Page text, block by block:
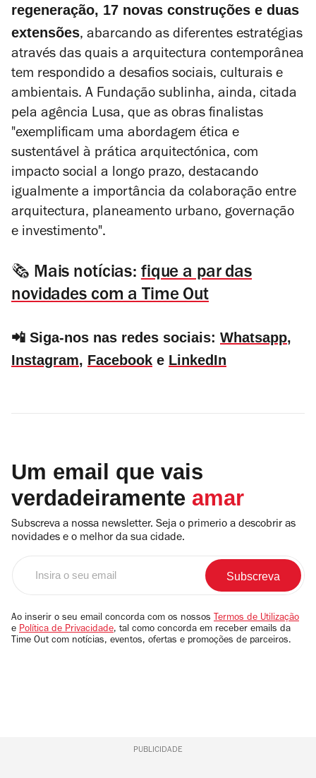
regeneração, 17 novas construções e duas
extensões, abarcando as diferentes estratégias
através das quais a arquitectura contemporânea
tem respondido a desafios sociais, culturais e
ambientais. A Fundação sublinha, ainda, citada
pela agência Lusa, que as obras finalistas
"exemplificam uma abordagem ética e
sustentável à prática arquitectónica, com
impacto social a longo prazo, destacando
igualmente a importância da colaboração entre
arquitectura, planeamento urbano, governação
e investimento".
🗞️ Mais notícias:fique a par das
novidades com a Time Out
📲 Siga-nos nas redes sociais: Whatsapp,
Instagram, Facebook e LinkedIn
Um email que vais
verdadeiramente amar
Subscreva a nossa newsletter. Seja o primerio a descobrir as
novidades e o melhor da sua cidade.
email
Ao inserir o seu email concorda com os nossos Termos de Utilização
e Política de Privacidade, tal como concorda em receber emails da
Time Out com notícias, eventos, ofertas e promoções de parceiros.
PUBLICIDADE